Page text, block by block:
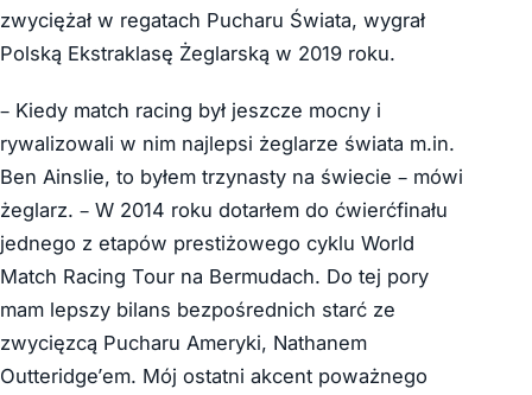
zwyciężał w regatach Pucharu Świata, wygrał
Polską Ekstraklasę Żeglarską w 2019 roku.
– Kiedy match racing był jeszcze mocny i
rywalizowali w nim najlepsi żeglarze świata m.in.
Ben Ainslie, to byłem trzynasty na świecie – mówi
żeglarz. – W 2014 roku dotarłem do ćwierćfinału
jednego z etapów prestiżowego cyklu World
Match Racing Tour na Bermudach. Do tej pory
mam lepszy bilans bezpośrednich starć ze
zwycięzcą Pucharu Ameryki, Nathanem
Outteridge’em. Mój ostatni akcent poważnego